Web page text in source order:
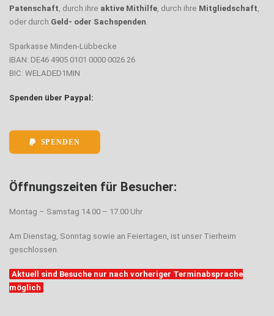
Patenschaft, durch ihre aktive Mithilfe, durch ihre Mitgliedschaft,
oder durch Geld- oder Sachspenden.
Sparkasse Minden-Lübbecke
IBAN: DE46 4905 0101 0000 0026 26
BIC: WELADED1MIN
Spenden über Paypal:
SPENDEN
Öffnungszeiten für Besucher:
Montag – Samstag 14.00 – 17.00 Uhr
Am Dienstag, Sonntag sowie an Feiertagen, ist unser Tierheim
geschlossen.
Aktuell sind Besuche nur nach vorheriger Terminabsprache
möglich